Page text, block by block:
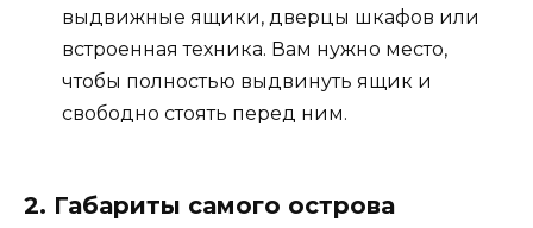
выдвижные ящики, дверцы шкафов или
встроенная техника. Вам нужно место,
чтобы полностью выдвинуть ящик и
свободно стоять перед ним.
2. Габариты самого острова